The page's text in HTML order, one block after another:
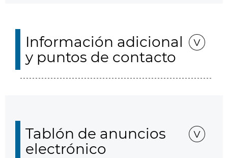
Información adicional
y puntos de contacto
Tablón de anuncios
electrónico